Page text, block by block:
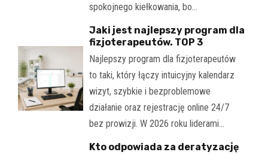
spokojnego kiełkowania, bo…
Jaki jest najlepszy program dla
fizjoterapeutów. TOP 3
Najlepszy program dla fizjoterapeutów
to taki, który łączy intuicyjny kalendarz
wizyt, szybkie i bezproblemowe
działanie oraz rejestrację online 24/7
bez prowizji. W 2026 roku liderami…
Kto odpowiada za deratyzację